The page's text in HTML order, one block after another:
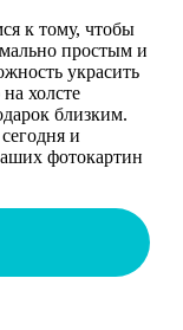
к тому, чтобы
простым и
украсить
холсте
близким.
и
фотокартин